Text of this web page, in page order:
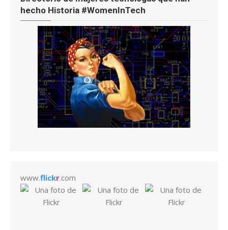
hecho Historia #WomenInTech
www.flickr.com